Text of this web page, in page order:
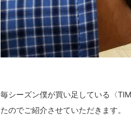
毎シーズン僕が買い足している〈
たのでご紹介させていただきます。